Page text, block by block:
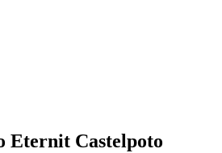
Eternit Castelpoto